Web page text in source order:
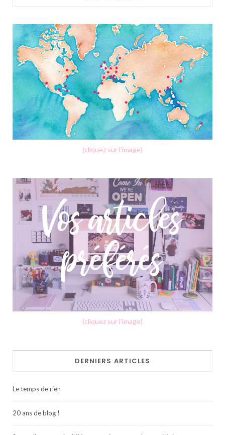
(cliquez sur l'image)
(cliquez sur l'image)
DERNIERS ARTICLES
Le temps de rien
20 ans de blog !